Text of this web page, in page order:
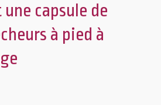
capsule de
à pied à